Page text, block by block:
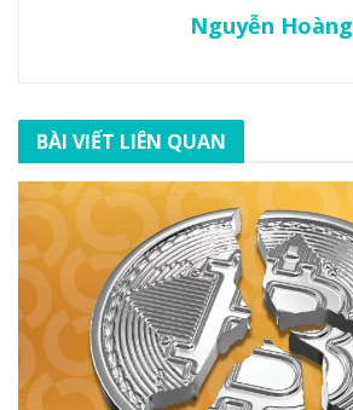
Nguyễn Hoàng
BÀI VIẾT LIÊN QUAN